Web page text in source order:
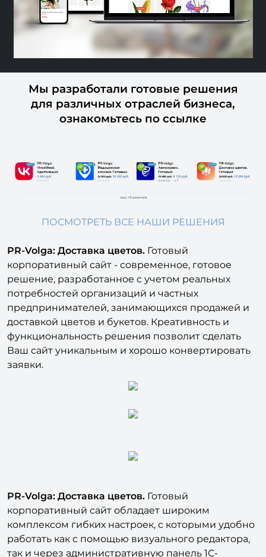
Мы разработали готовые решения
для различных отраслей бизнеса,
ознакомьтесь по ссылке
ПОСМОТРЕТЬ ВСЕ НАШИ РЕШЕНИЯ
PR-Volga: Доставка цветов. Готовый
корпоративный сайт - современное, готовое
решение, разработанное с учетом реальных
потребностей организаций и частных
предпринимателей, занимающихся продажей и
доставкой цветов и букетов. Креативность и
функциональность решения позволит сделать
Ваш сайт уникальным и хорошо конвертировать
заявки.
PR-Volga: Доставка цветов. Готовый
корпоративный сайт обладает широким
комплексом гибких настроек, с которыми удобно
работать как с помощью визуального редактора,
так и через административную панель 1С-